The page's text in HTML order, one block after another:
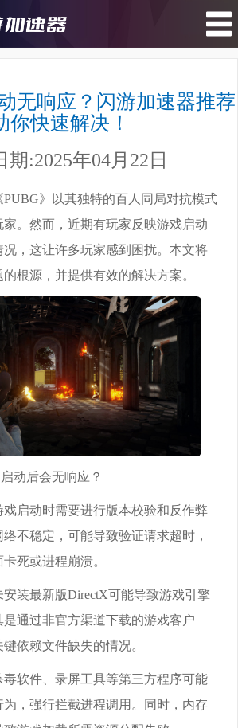
闪游加速
无响应？闪游加速器推荐
你快速解决！
期:2025年04月22日
》以其独特的百人同局对抗模式
。然而，近期有玩家反映游戏启动
况，这让许多玩家感到困扰。本文将
根源，并提供有效的解决方案。
动后会无响应？
戏启动时需要进行版本校验和反作弊
不稳定，可能导致验证请求超时，
死或进程崩溃。
装最新版DirectX可能导致游戏引擎
通过非官方渠道下载的游戏客户
依赖文件缺失的情况。
毒软件、录屏工具等第三方程序可能
，强行拦截进程调用。同时，内存